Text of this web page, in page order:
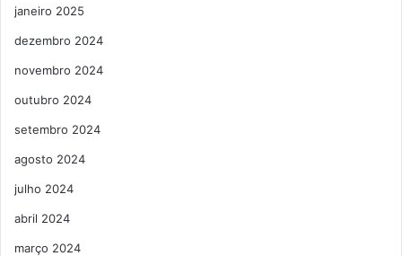
janeiro 2025
dezembro 2024
novembro 2024
outubro 2024
setembro 2024
agosto 2024
julho 2024
abril 2024
março 2024